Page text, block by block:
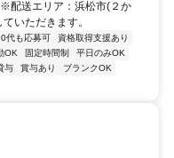
配送エリア：浜松市(２か
いただきます。
代も応募可
資格取得支援あり
OK 固定時間制
平日のみOK
与 賞与あり
ブランクOK